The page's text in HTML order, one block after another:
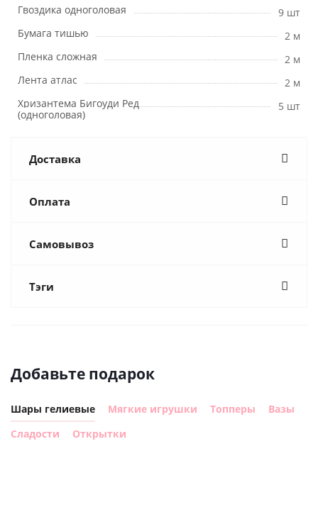
Гвоздика одноголовая
9 шт
Бумага тишью
2 м
Пленка сложная
2 м
Лента атлас
2 м
Хризантема Бигоуди Ред
(одноголовая)
5 шт
Доставка
Оплата
Самовывоз
Тэги
Добавьте подарок
Шары гелиевые Мягкие игрушки Топперы
Вазы
Сладости
Открытки